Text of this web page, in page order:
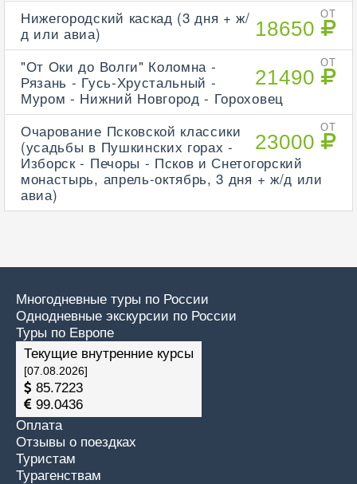
ОТ
18650
Нижегородский каскад (3 дня + ж/
д или авиа)
ОТ
21490
"От Оки до Волги" Коломна -
Рязань - Гусь-Хрустальный -
Муром - Нижний Новгород - Гороховец
ОТ
23000
Очарование Псковской классики
(усадьбы в Пушкинских горах -
Изборск - Печоры - Псков и Снетогорский
монастырь, апрель-октябрь, 3 дня + ж/д или
авиа)
Многодневные туры по России
Однодневные экскурсии по России
Туры по Европе
Текущие внутренние курсы
[07.08.2026]
85.7223
99.0436
Оплата
Отзывы о поездках
Туристам
Турагенствам